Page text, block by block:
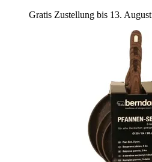
Gratis Zustellung bis 13. August